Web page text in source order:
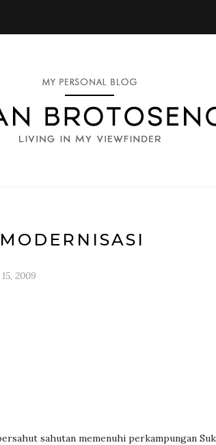
2009
sahutan memenuhi perkampungan